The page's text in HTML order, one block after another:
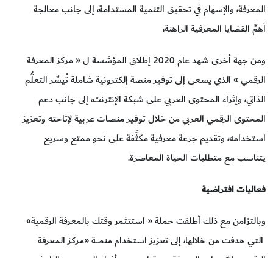
المعرفة، والإسهام في تحقيق التنمية المستدامة، إلى جانب معالجة
أهمِّ القضايا المعرفية الراهنة،
ومن جهة أخرى شهد عام 2020 إطلاق المؤسَّسة ل « مركز المعرفة
الرقمي » الذي يسعى إلى توفير منصة إلكترونية شاملة تُيسِّر التعلُّم
الذاتي، وإثراء المحتوى العربي على شبكة الإنترنت، إلى جانب دعم
المحتوى الرقمي العربي من خلال توفير منصات عربية لإتاحته وتعزيز
استخدامه، وتقديم جرعة معرفية مكثَّفة على نحو ممتع وسريع
يتناسب مع متطلبات الحياة المعاصرة.
فعاليات افتراضية
وبالتزامن مع ذلك أطلقت حملة « استتثمر وقتك بالمعرفة الرقمية»
التي هدفت من خلالها، إلى تعزيز استخدام منصة «مركز المعرفة